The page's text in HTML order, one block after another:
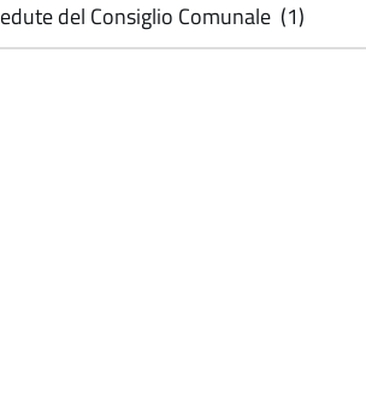
del Consiglio Comunale (1)